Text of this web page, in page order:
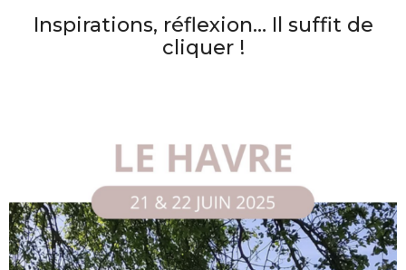
Inspirations, réflexion… Il suffit de
cliquer !